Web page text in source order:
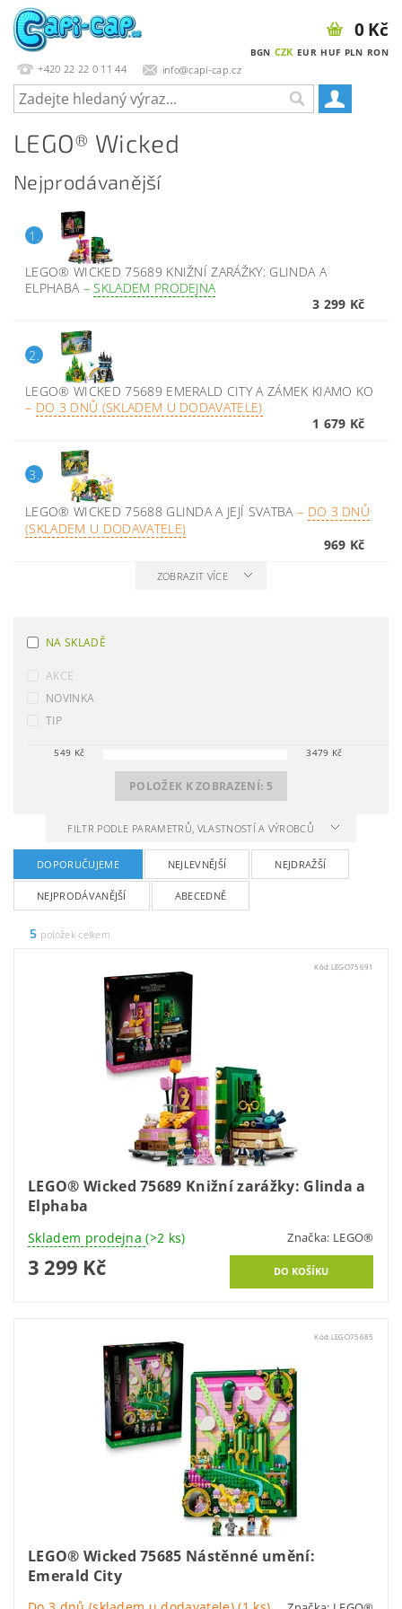
+420 22 22 0 11 44 info@capi-cap.cz
BGN CZK EUR HUF PLN RON
0 Kč
LEGO® Wicked
Nejprodávanější
1.
LEGO® WICKED 75689 KNIŽNÍ ZARÁŽKY: GLINDA A
ELPHABA –SKLADEM PRODEJNA
3 299 Kč
2.
LEGO® WICKED 75689 EMERALD CITY A ZÁMEK KIAMO KO
– DO 3 DNŮ (SKLADEM U DODAVATELE)
1 679 Kč
3.
LEGO® WICKED 75688 GLINDA A JEJÍ SVATBA – DO 3 DNŮ
(SKLADEM U DODAVATELE)
969 Kč
ZOBRAZIT VÍCE
NA SKLADĚ
AKCE
NOVINKA
TIP
549 Kč 3479 Kč
POLOŽEK K ZOBRAZENÍ: 5
FILTR PODLE PARAMETRŮ, VLASTNOSTÍ A VÝROBCŮ
DOPORUČUJEME NEJLEVNĚJŠÍ NEJDRAŽŠÍ
NEJPRODÁVANĚJŠÍ ABECEDNĚ
5 položek celkem
Kód: LEGO75691
LEGO® Wicked 75689 Knižní zarážky: Glinda a
Elphaba
Skladem prodejna(>2 ks) Značka: LEGO®
3 299 Kč
Kód: LEGO75685
LEGO® Wicked 75685 Nástěnné umění:
Emerald City